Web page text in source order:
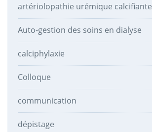
artériolopathie urémique calcifiante
Auto-gestion des soins en dialyse
calciphylaxie
Colloque
communication
dépistage